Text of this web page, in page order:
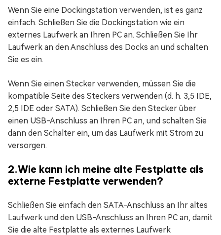
Wenn Sie eine Dockingstation verwenden, ist es ganz
einfach. Schließen Sie die Dockingstation wie ein
externes Laufwerk an Ihren PC an. Schließen Sie Ihr
Laufwerk an den Anschluss des Docks an und schalten
Sie es ein.
Wenn Sie einen Stecker verwenden, müssen Sie die
kompatible Seite des Steckers verwenden (d. h. 3,5 IDE,
2,5 IDE oder SATA). Schließen Sie den Stecker über
einen USB-Anschluss an Ihren PC an, und schalten Sie
dann den Schalter ein, um das Laufwerk mit Strom zu
versorgen.
2.Wie kann ich meine alte Festplatte als
externe Festplatte verwenden?
Schließen Sie einfach den SATA-Anschluss an Ihr altes
Laufwerk und den USB-Anschluss an Ihren PC an, damit
Sie die alte Festplatte als externes Laufwerk